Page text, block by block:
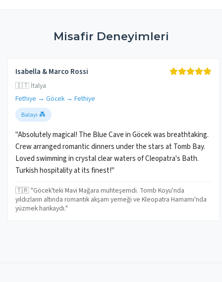
Misafir Deneyimleri
Isabella & Marco Rossi
🇮🇹 İtalya
Fethiye → Göcek → Fethiye
Balayı 💑
"Absolutely magical! The Blue Cave in Göcek was breathtaking.
Crew arranged romantic dinners under the stars at Tomb Bay.
Loved swimming in crystal clear waters of Cleopatra's Bath.
Turkish hospitality at its finest!"
🇹🇷 "Göcek'teki Mavi Mağara muhteşemdi. Tomb Koyu'nda
yıldızların altında romantik akşam yemeği ve Kleopatra Hamamı'nda
yüzmek harikaydı."